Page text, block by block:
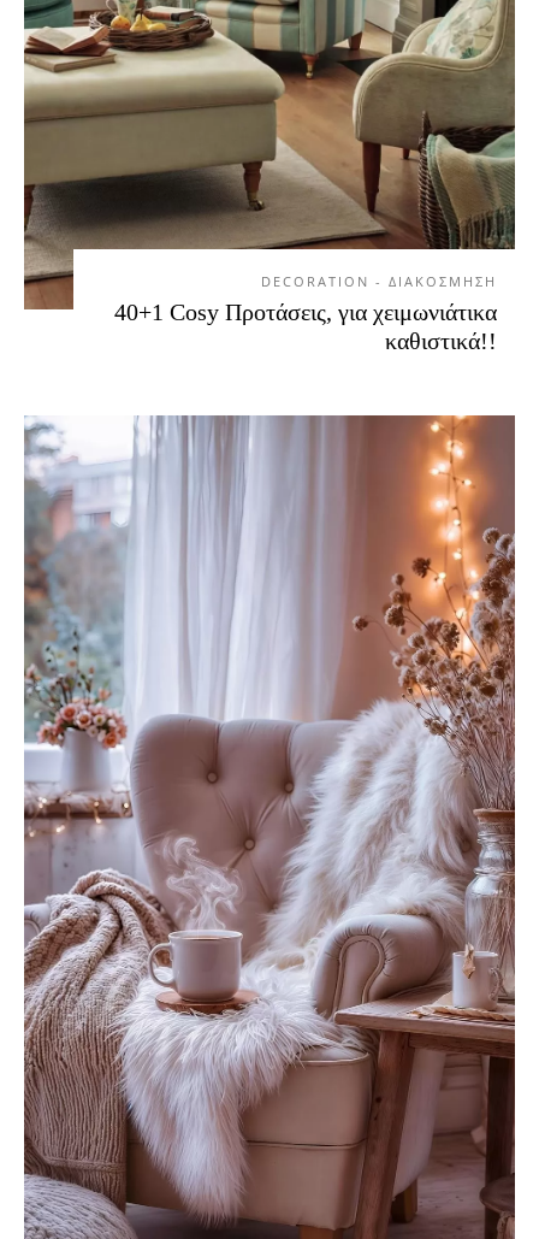
DECORATION - ΔΙΑΚΟΣΜΗΣΗ
40+1 Cosy Προτάσεις, για χειμωνιάτικα
καθιστικά!!